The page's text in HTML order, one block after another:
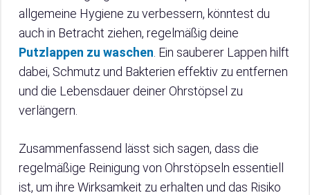
allgemeine Hygiene zu verbessern, könntest du
auch in Betracht ziehen, regelmäßig deine
Putzlappen zu waschen . Ein sauberer Lappen hilft
dabei, Schmutz und Bakterien effektiv zu entfernen
und die Lebensdauer deiner Ohrstöpsel zu
verlängern.
Zusammenfassend lässt sich sagen, dass die
regelmäßige Reinigung von Ohrstöpseln essentiell
ist, um ihre Wirksamkeit zu erhalten und das Risiko